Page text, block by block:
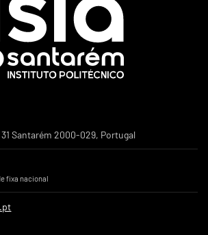
Santarém 2000-029, Portugal
fixa nacional